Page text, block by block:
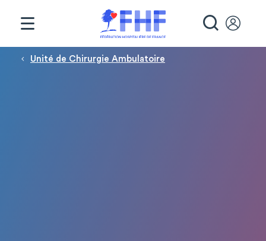
Fil d'Ariane
Unité de Chirurgie Ambulatoire
Panneau de gestion des cookies